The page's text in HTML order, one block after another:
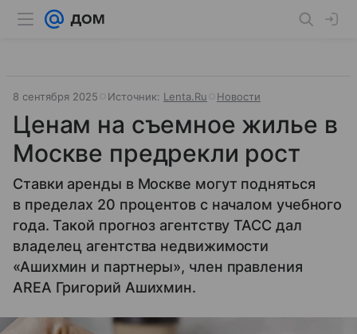
8 сентября 2025 Источник: Lenta.Ru Новости
Ценам на съемное жилье в
Москве предрекли рост
Ставки аренды в Москве могут подняться
в пределах 20 процентов с началом учебного
года. Такой прогноз агентству ТАСС дал
владелец агентства недвижимости
«Ашихмин и партнеры», член правления
AREA Григорий Ашихмин.